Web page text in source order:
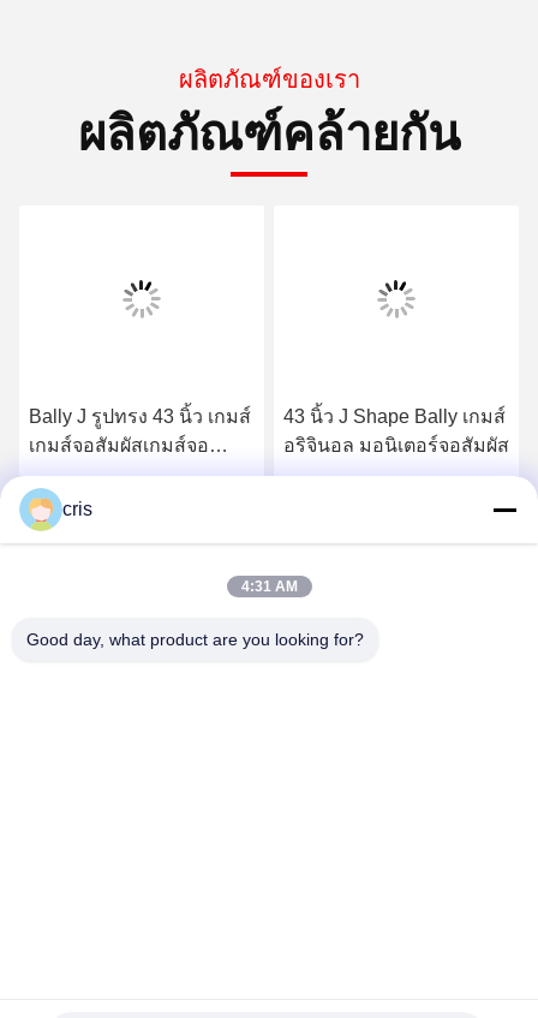
ผลิตภัณฑ์ของเรา
ผลิตภัณฑ์คล้ายกัน
เกมส์
43 นิ้ว J Shape Bally เกมส์
อริจินอล มอนิเตอร์จอสัมผัส
บัลลี่ บาร์คเพลนบอร์ด
ในจีน สําหรับขาย
รับราคาที่ดีที่สุด
cris
4:31 AM
Good day, what product are you looking for?